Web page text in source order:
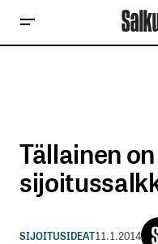
Tällainen
SIJOITUSIDEAT11.1.2014